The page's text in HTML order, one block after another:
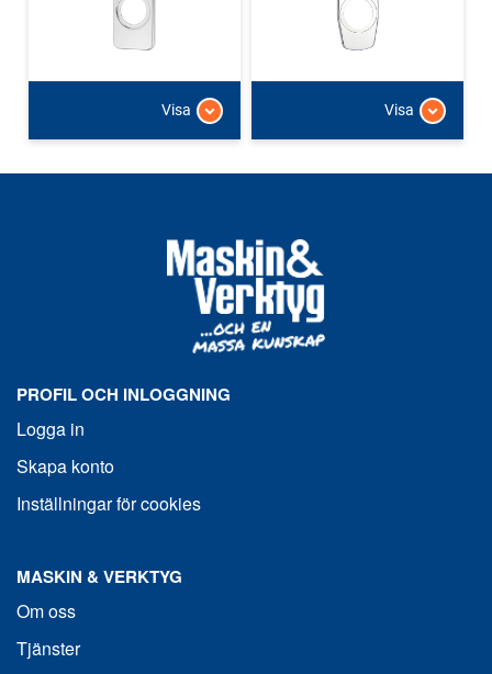
Visa Visa
PROFIL OCH INLOGGNING
Logga in
Skapa konto
Inställningar för cookies
MASKIN & VERKTYG
Om oss
Tjänster